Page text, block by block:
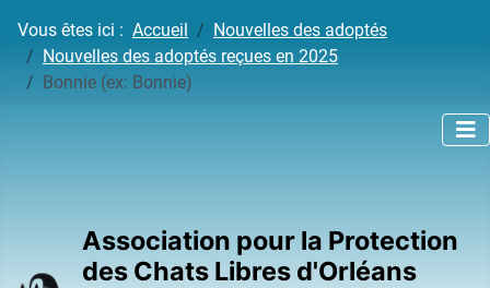
Vous êtes ici : Accueil
Nouvelles des adoptés
Nouvelles des adoptés reçues en 2025
Bonnie (ex: Bonnie)
Association pour la Protection
des Chats Libres d'Orléans